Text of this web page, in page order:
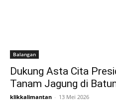
Balangan
Dukung Asta Cita
Tanam Jagung di
klikkalimantan - 13 Mei 2026